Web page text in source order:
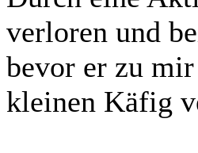
verloren und
bevor er zu
kleinen Käfig